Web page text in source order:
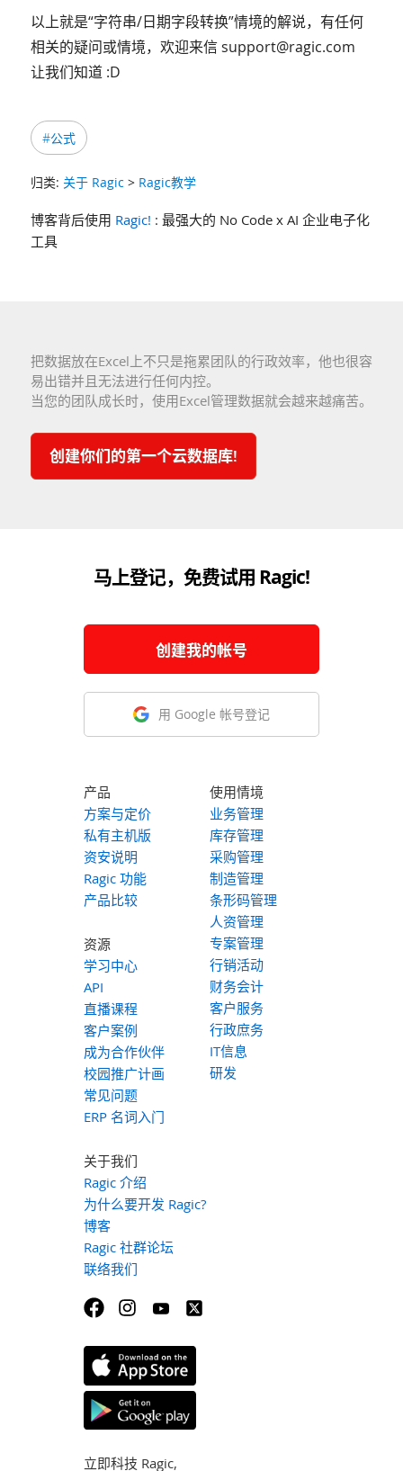
以上就是“字符串/日期字段转换”情境的解说，有任何
相关的疑问或情境，欢迎来信 support@ragic.com
让我们知道 :D
#公式
归类: 关于 Ragic> Ragic教学
博客背后使用 Ragic! : 最强大的 No Code x AI 企业电子化
工具
把数据放在Excel上不只是拖累团队的行政效率，他也很容
易出错并且无法进行任何内控。
当您的团队成长时，使用Excel管理数据就会越来越痛苦。
创建你们的第一个云数据库!
马上登记，免费试用 Ragic!
创建我的帐号
用 Google 帐号登记
产品
方案与定价
私有主机版
资安说明
Ragic 功能
产品比较
资源
学习中心
API
直播课程
客户案例
成为合作伙伴
校园推广计画
常见问题
ERP 名词入门
使用情境
业务管理
库存管理
采购管理
制造管理
条形码管理
人资管理
专案管理
行销活动
财务会计
客户服务
行政庶务
IT信息
研发
关于我们
Ragic 介绍
为什么要开发 Ragic?
博客
Ragic 社群论坛
联络我们
立即科技 Ragic,